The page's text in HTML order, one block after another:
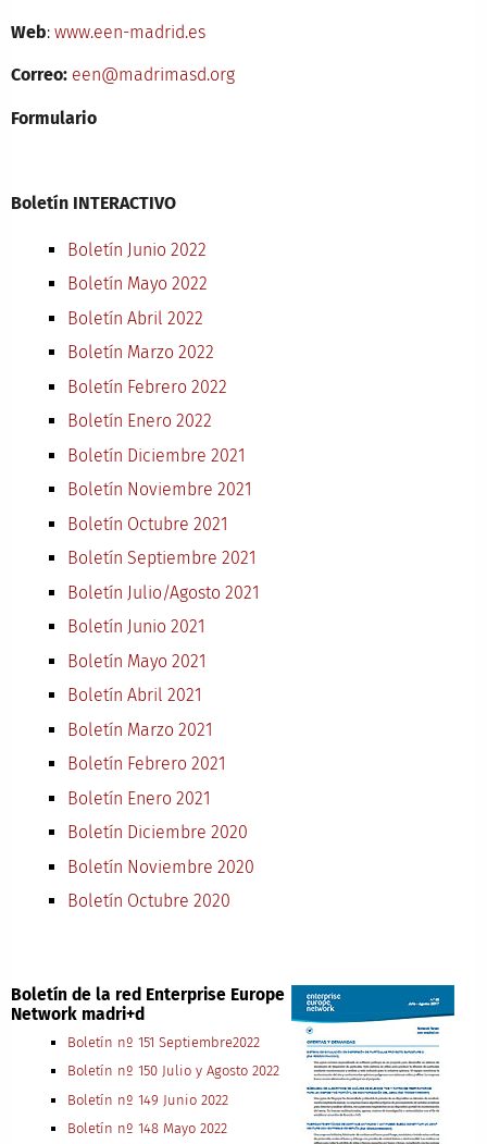
Web: www.een-madrid.es
Correo: een@madrimasd.org
Formulario
Boletín INTERACTIVO
Boletín Junio 2022
Boletín Mayo 2022
Boletín Abril 2022
Boletín Marzo 2022
Boletín Febrero 2022
Boletín Enero 2022
Boletín Diciembre 2021
Boletín Noviembre 2021
Boletín Octubre 2021
Boletín Septiembre 2021
Boletín Julio/Agosto 2021
Boletín Junio 2021
Boletín Mayo 2021
Boletín Abril 2021
Boletín Marzo 2021
Boletín Febrero 2021
Boletín Enero 2021
Boletín Diciembre 2020
Boletín Noviembre 2020
Boletín Octubre 2020
Boletín de la red Enterprise Europe
Network madri+d
Boletín nº 151 Septiembre2022
Boletín nº 150 Julio y Agosto 2022
Boletín nº 149 Junio 2022
Boletín nº 148 Mayo 2022